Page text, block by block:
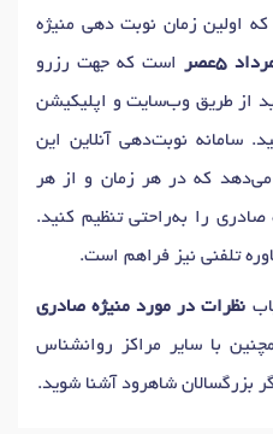
17:00 تا 17:45 است که اولین زمان نوبت دهی منیژه
است که جهت رزرو
از طریق وب‌سایت و اپلیکیشن
سامانه نوبت‌دهی آنلاین این
که در هر زمان و از هر
صادری را به‌راحتی تنظیم کنید.
تلفنی نیز فراهم است.
نظرات در مورد منیژه صادری
با سایر مراکز روانشناس
بزرگسالان شاهرود آشنا شوید.